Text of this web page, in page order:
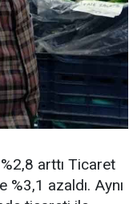
arttı Ticaret
azaldı. Aynı